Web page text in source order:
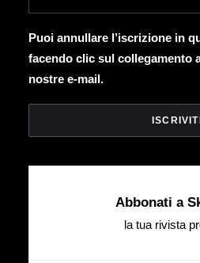
Puoi annullare l’iscrizione in
facendo clic sul collegamento
nostre e-mail.
Abbonati a
la tua rivista